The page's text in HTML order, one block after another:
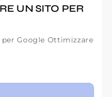
UN SITO PER
Google Ottimizzare